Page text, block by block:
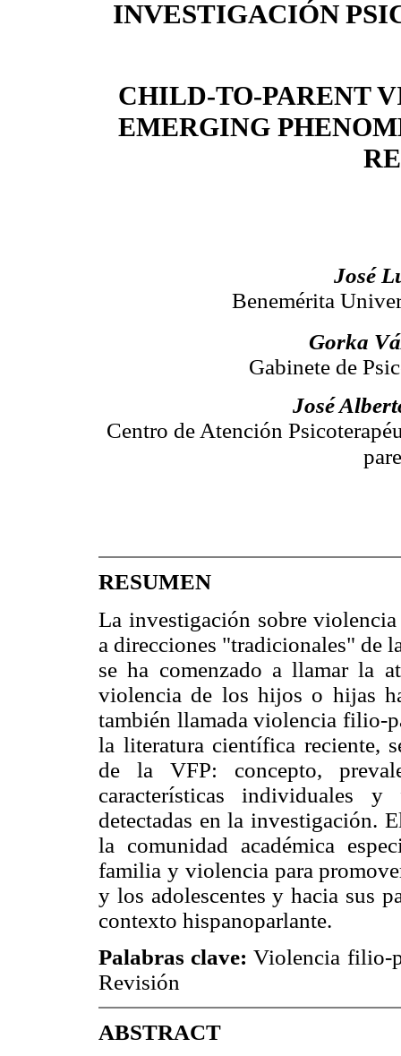
INVESTIGACIÓN
CHILD-TO-PARENT
EMERGING
José
Benemérita
Gorka
Gabinete de
José
Centro de Atención
RESUMEN
La investigación sobre
a direcciones "tradicionales" de
se ha comenzado a llamar la
violencia de los hijos o hijas
también llamada violencia filio-
la literatura científica reciente,
de la VFP: concepto,
características individuales
detectadas en la investigación.
la comunidad académica
familia y violencia para
y los adolescentes y hacia sus
contexto hispanoparlante.
Palabras clave:Violencia filio-
Revisión
ABSTRACT